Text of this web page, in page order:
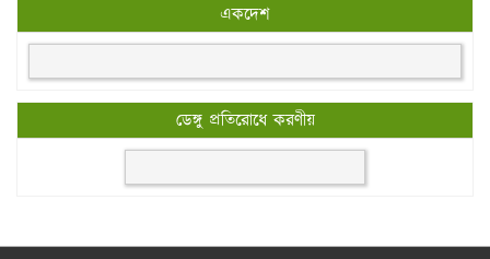
একদেশ
ডেঙ্গু প্রতিরোধে করণীয়